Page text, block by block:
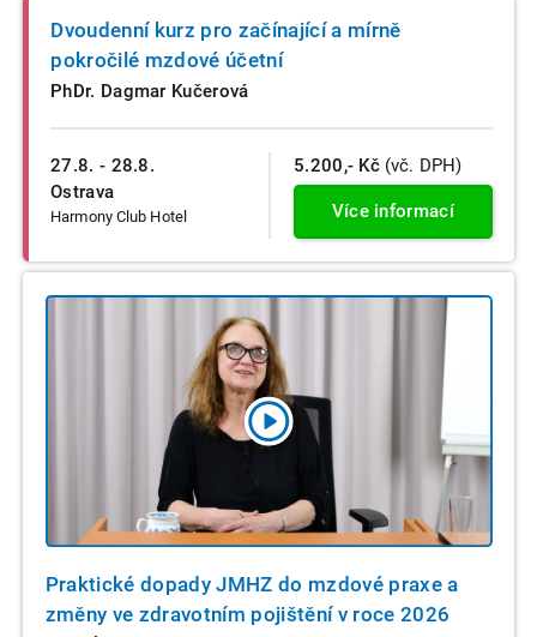
27.8. - 28.8.
Ostrava
Harmony Club Hotel
Dvoudenní kurz pro začínající a mírně
pokročilé mzdové účetní
PhDr. Dagmar Kučerová
5.200,- Kč (vč. DPH)
Více informací
Praktické dopady JMHZ do mzdové praxe a
změny ve zdravotním pojištění v roce 2026